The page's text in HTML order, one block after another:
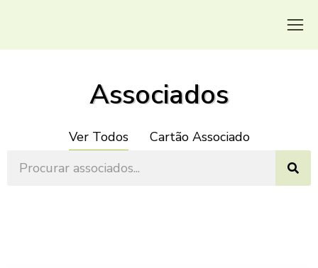
Associados
Ver Todos Cartão Associado